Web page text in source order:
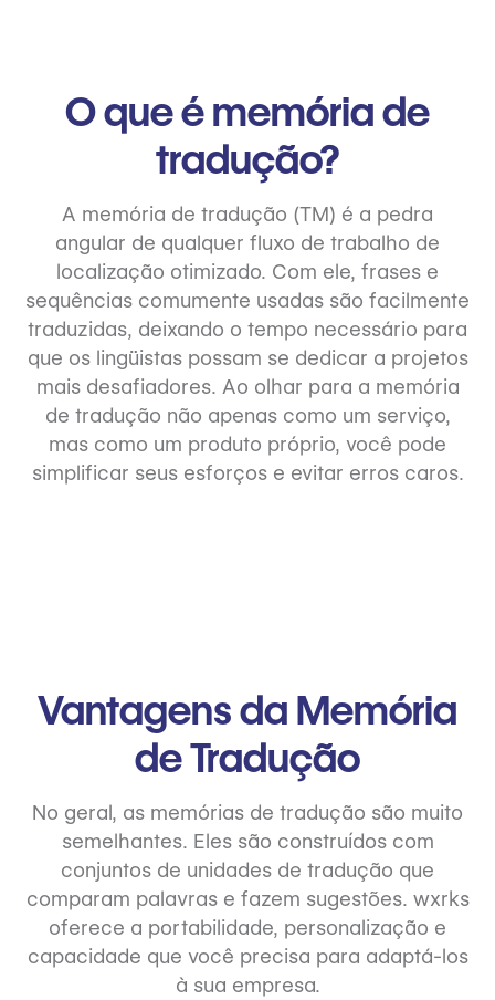
O que é memória de
tradução?
A memória de tradução (TM) é a pedra
angular de qualquer fluxo de trabalho de
localização otimizado. Com ele, frases e
sequências comumente usadas são facilmente
traduzidas, deixando o tempo necessário para
que os lingüistas possam se dedicar a projetos
mais desafiadores. Ao olhar para a memória
de tradução não apenas como um serviço,
mas como um produto próprio, você pode
simplificar seus esforços e evitar erros caros.
Vantagens da Memória
de Tradução
No geral, as memórias de tradução são muito
semelhantes. Eles são construídos com
conjuntos de unidades de tradução que
comparam palavras e fazem sugestões. wxrks
oferece a portabilidade, personalização e
capacidade que você precisa para adaptá-los
à sua empresa.